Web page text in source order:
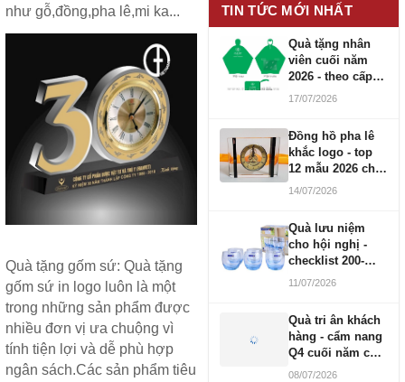
như gỗ,đồng,pha lê,mi ka...
Quà tặng gốm sứ: Quà tặng
gốm sứ in logo luôn là một
trong những sản phẩm được
nhiều đơn vị ưa chuộng vì
tính tiện lợi và dễ phù hợp
ngân sách.Các sản phẩm tiêu
TIN TỨC MỚI NHẤT
Quà tặng nhân
viên cuối năm
2026 - theo cấp
bậc CBNV
17/07/2026
Đồng hồ pha lê
khắc logo - top
12 mẫu 2026 cho
doanh nghiệp
14/07/2026
Quà lưu niệm
cho hội nghị -
checklist 200-
1000 người
11/07/2026
Quà tri ân khách
hàng - cẩm nang
Q4 cuối năm cho
doanh nghiệp
08/07/2026